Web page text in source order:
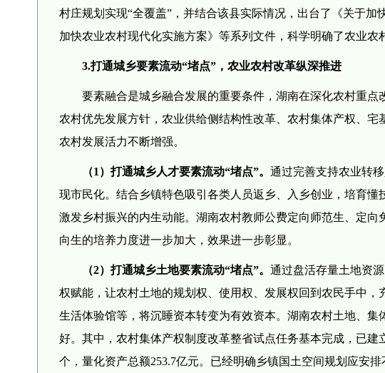
村庄规划实现“全覆盖”，并结合该县实际情况，出台了《关于
加快农业农村现代化实施方案》等系列文件，科学明确了农业农
3.打通城乡要素流动“堵点”，农业农村改革纵深推进
要素融合是城乡融合发展的重要条件，湖南在深化农村重
农村优先发展方针，农业供给侧结构性改革、农村集体产权、
农村发展活力不断增强。
（1）打通城乡人才要素流动“堵点”。 通过完善支持农业转
现市民化。结合乡镇特色吸引各类人员返乡、入乡创业，培育懂
激发乡村振兴的内生动能。湖南农村教师公费定向师范生、定
向生的培养力度进一步加大，效果进一步彰显。
（2）打通城乡土地要素流动“堵点”。 通过盘活存量土地资
权赋能，让农村土地的规划权、使用权、发展权回到农民手中
生活体验馆等，将沉睡资本转变为有效资本。湖南农村土地、
好。其中，农村集体产权制度改革整省试点任务基本完成，已建
个，量化资产总额253.7亿元。已经明确乡镇国土空间规划应安